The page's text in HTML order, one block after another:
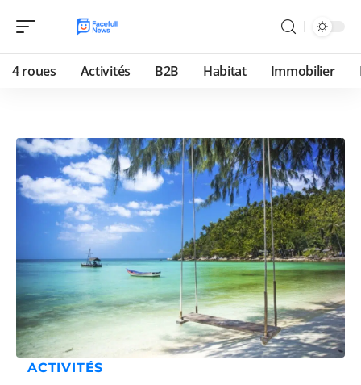
4 roues Activités B2B Habitat Immobilier
ACTIVITÉS